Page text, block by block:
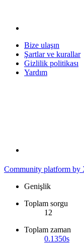
Bize ulaşın
Şartlar ve kurallar
Gizlilik politikası
Yardım
Community platform
Genişlik
Toplam sorgu
12
Toplam zaman
0.1350s